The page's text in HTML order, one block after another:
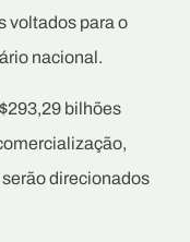
voltados para o
nacional.
bilhões
direcionados